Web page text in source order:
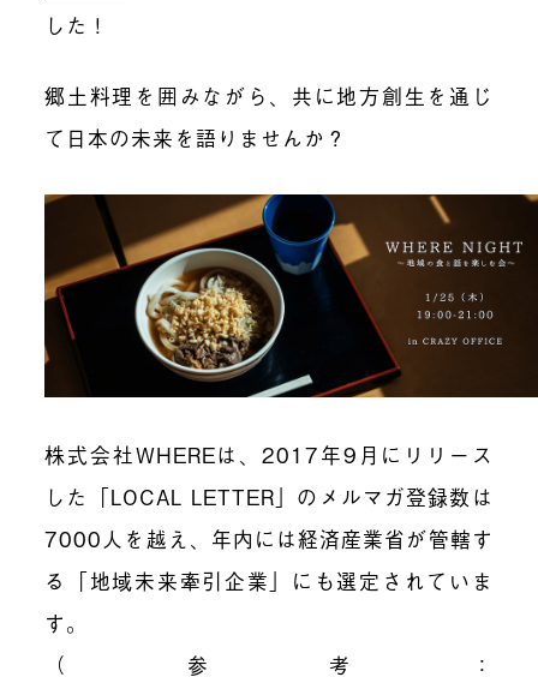
した！
郷土料理を囲みながら、共に地方創生を通じ
て日本の未来を語りませんか？
株式会社WHEREは、2017年9月にリリース
した「LOCAL LETTER」のメルマガ登録数は
7000人を越え、年内には経済産業省が管轄す
る「地域未来牽引企業」にも選定されていま
す。
（参考：